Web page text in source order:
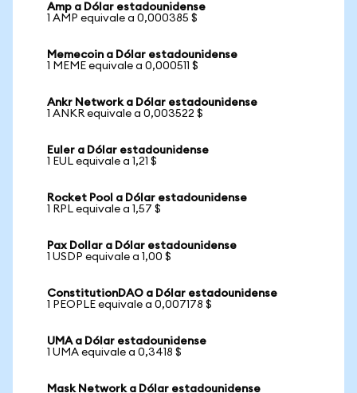
Amp a Dólar estadounidense
1 AMP equivale a 0,000385 $
Memecoin a Dólar estadounidense
1 MEME equivale a 0,000511 $
Ankr Network a Dólar estadounidense
1 ANKR equivale a 0,003522 $
Euler a Dólar estadounidense
1 EUL equivale a 1,21 $
Rocket Pool a Dólar estadounidense
1 RPL equivale a 1,57 $
Pax Dollar a Dólar estadounidense
1 USDP equivale a 1,00 $
ConstitutionDAO a Dólar estadounidense
1 PEOPLE equivale a 0,007178 $
UMA a Dólar estadounidense
1 UMA equivale a 0,3418 $
Mask Network a Dólar estadounidense